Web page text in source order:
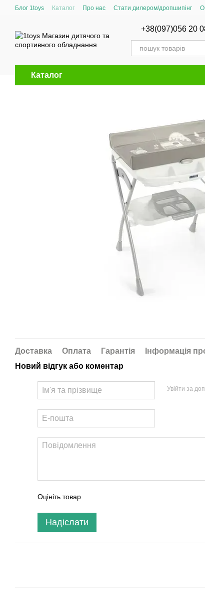
Перейти до основного контенту
Блог 1toys Каталог Про нас Стати дилером/дропшипінг
+38(097)056 20
Каталог
Доставка Оплата Гарантія
Інформація
Новий відгук або коментар
Увійти за
Оцініть товар
Надіслати